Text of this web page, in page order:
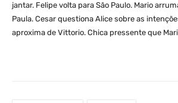
jantar. Felipe volta para São Paulo. Mario
Paula. Cesar questiona Alice sobre as
aproxima de Vittorio. Chica pressente que